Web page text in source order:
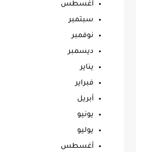
أغسطس
سبتمبر
نوفمبر
ديسمبر
يناير
فبراير
أبريل
يونيو
يوليو
أغسطس